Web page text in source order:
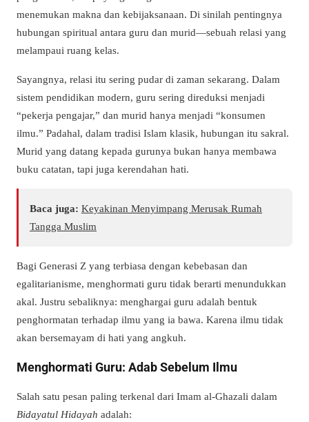
menemukan makna dan kebijaksanaan. Di sinilah pentingnya
hubungan spiritual antara guru dan murid—sebuah relasi yang
melampaui ruang kelas.
Sayangnya, relasi itu sering pudar di zaman sekarang. Dalam
sistem pendidikan modern, guru sering direduksi menjadi
“pekerja pengajar,” dan murid hanya menjadi “konsumen
ilmu.” Padahal, dalam tradisi Islam klasik, hubungan itu sakral.
Murid yang datang kepada gurunya bukan hanya membawa
buku catatan, tapi juga kerendahan hati.
Baca juga: Keyakinan Menyimpang Merusak Rumah
Tangga Muslim
Bagi Generasi Z yang terbiasa dengan kebebasan dan
egalitarianisme, menghormati guru tidak berarti menundukkan
akal. Justru sebaliknya: menghargai guru adalah bentuk
penghormatan terhadap ilmu yang ia bawa. Karena ilmu tidak
akan bersemayam di hati yang angkuh.
Menghormati Guru: Adab Sebelum Ilmu
Salah satu pesan paling terkenal dari Imam al-Ghazali dalam
Bidayatul Hidayah adalah: